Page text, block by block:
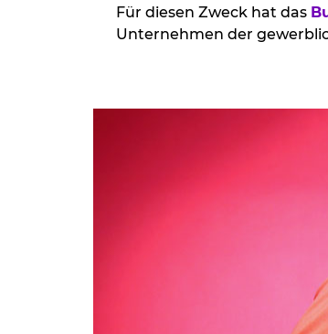
Für diesen Zweck hat das
Unternehmen der